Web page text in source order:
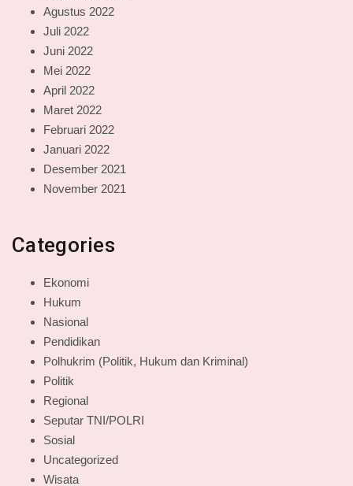
Agustus 2022
Juli 2022
Juni 2022
Mei 2022
April 2022
Maret 2022
Februari 2022
Januari 2022
Desember 2021
November 2021
Categories
Ekonomi
Hukum
Nasional
Pendidikan
Polhukrim (Politik, Hukum dan Kriminal)
Politik
Regional
Seputar TNI/POLRI
Sosial
Uncategorized
Wisata